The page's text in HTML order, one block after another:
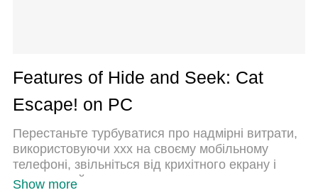
Features of Hide and Seek: Cat
Escape! on PC
Перестаньте турбуватися про надмірні витрати,
використовуючи ххх на своєму мобільному
телефоні, звільніться від крихітного екрану і
насолоджуйтеся використанням програми на
Show more